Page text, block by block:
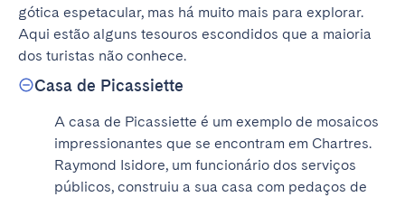
gótica espetacular, mas há muito mais para explorar.
Aqui estão alguns tesouros escondidos que a maioria
dos turistas não conhece.
Casa de Picassiette
A casa de Picassiette é um exemplo de mosaicos
impressionantes que se encontram em Chartres.
Raymond Isidore, um funcionário dos serviços
públicos, construiu a sua casa com pedaços de